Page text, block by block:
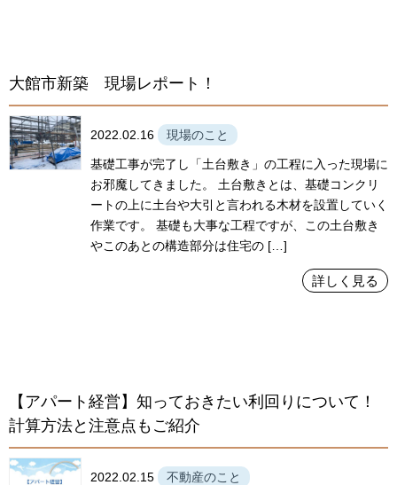
大館市新築 現場レポート！
2022.02.16 現場のこと
基礎工事が完了し「土台敷き」の工程に入った現場に
お邪魔してきました。 土台敷きとは、基礎コンクリ
ートの上に土台や大引と言われる木材を設置していく
作業です。 基礎も大事な工程ですが、この土台敷き
やこのあとの構造部分は住宅の […]
詳しく見る
【アパート経営】知っておきたい利回りについて！
計算方法と注意点もご紹介
2022.02.15 不動産のこと